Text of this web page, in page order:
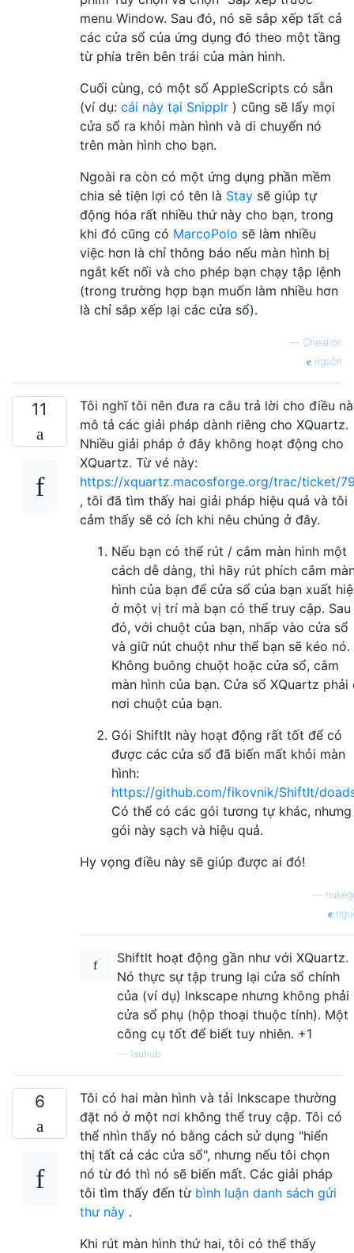
menu Window. Sau đó, nó sẽ sắp xếp tất cả
các cửa sổ của ứng dụng đó theo một tầng
từ phía trên bên trái của màn hình.
Cuối cùng, có một số AppleScripts có sẵn
(ví dụ: cái này tại Snipplr ) cũng sẽ lấy mọi
cửa sổ ra khỏi màn hình và di chuyển nó
trên màn hình cho bạn.
Ngoài ra còn có một ứng dụng phần mềm
chia sẻ tiện lợi có tên là Stay sẽ giúp tự
động hóa rất nhiều thứ này cho bạn, trong
khi đó cũng có MarcoPolo sẽ làm nhiều
việc hơn là chỉ thông báo nếu màn hình bị
ngắt kết nối và cho phép bạn chạy tập lệnh
(trong trường hợp bạn muốn làm nhiều hơn
là chỉ sắp xếp lại các cửa sổ).
— Chealion
nguồn
11
Tôi nghĩ tôi nên đưa ra câu trả lời cho điều
mô tả các giải pháp dành riêng cho XQuartz.
Nhiều giải pháp ở đây không hoạt động cho
XQuartz. Từ vé này:
https://xquartz.macosforge.org/trac/ticket/
, tôi đã tìm thấy hai giải pháp hiệu quả và tôi
cảm thấy sẽ có ích khi nêu chúng ở đây.
Nếu bạn có thể rút / cắm màn hình một
cách dễ dàng, thì hãy rút phích cắm
hình của bạn để cửa sổ của bạn xuất
ở một vị trí mà bạn có thể truy cập. Sau
đó, với chuột của bạn, nhấp vào cửa sổ
và giữ nút chuột như thể bạn sẽ kéo nó.
Không buông chuột hoặc cửa sổ, cắm
màn hình của bạn. Cửa sổ XQuartz phải
nơi chuột của bạn.
Gói ShiftIt này hoạt động rất tốt để có
được các cửa sổ đã biến mất khỏi màn
hình:
https://github.com/fikovnik/ShiftIt/
Có thể có các gói tương tự khác, nhưng
gói này sạch và hiệu quả.
Hy vọng điều này sẽ giúp được ai đó!
Shiftlt hoạt động gần như với XQuartz.
Nó thực sự tập trung lại cửa sổ chính
của (ví dụ) Inkscape nhưng không phải
cửa sổ phụ (hộp thoại thuộc tính). Một
công cụ tốt để biết tuy nhiên. +1
lauhub
6
Tôi có hai màn hình và tải Inkscape thường
đặt nó ở một nơi không thể truy cập. Tôi có
thể nhìn thấy nó bằng cách sử dụng "hiển
thị tất cả các cửa sổ", nhưng nếu tôi chọn
nó từ đó thì nó sẽ biến mất. Các giải pháp
tôi tìm thấy đến từ bình luận danh sách gửi
thư này .
Khi rút màn hình thứ hai, tôi có thể thấy